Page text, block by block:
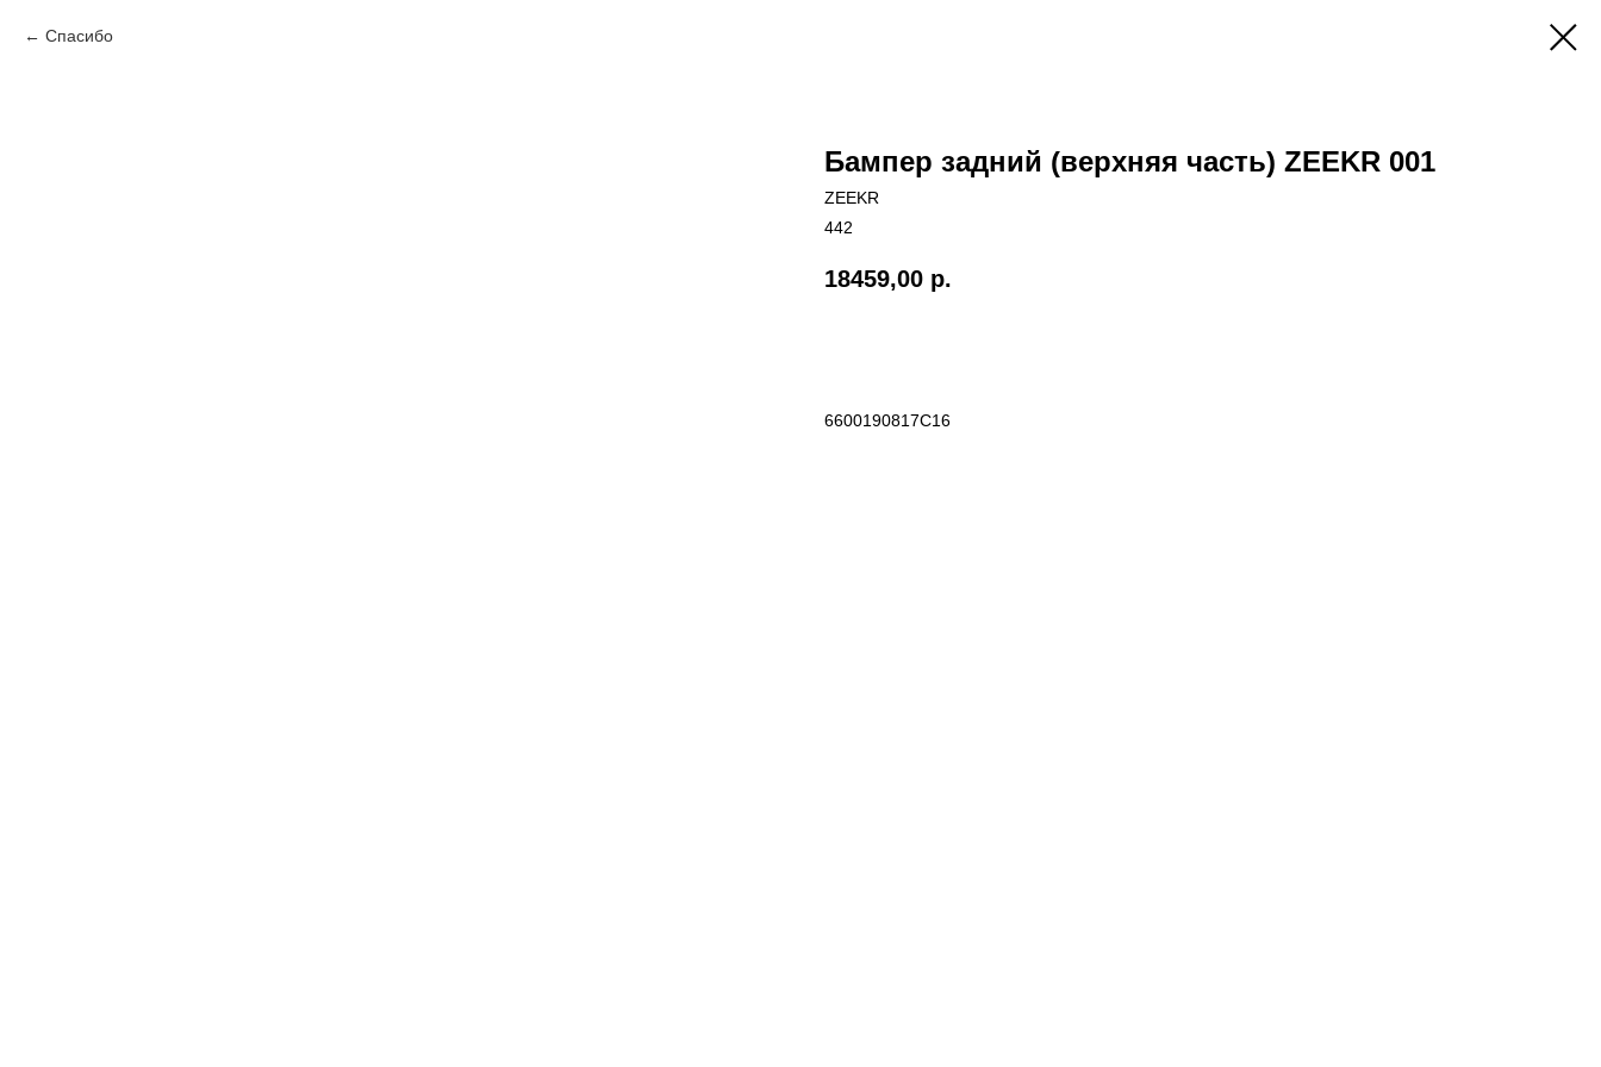
Спасибо
Бампер задний (верхняя часть) ZEEKR 001
ZEEKR
442
18459,00 р.
6600190817C16